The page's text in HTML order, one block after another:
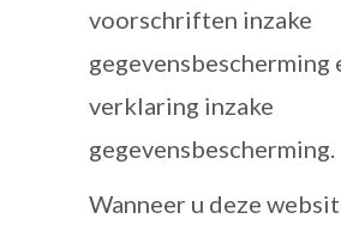
voorschriften inzake
gegevensbescherming
verklaring inzake
gegevensbescherming.
Wanneer u deze